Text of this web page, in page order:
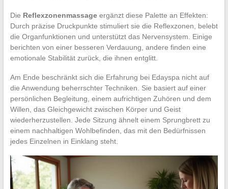
Die Reflexzonenmassageergänzt diese Palette an Effekten:
Durch präzise Druckpunkte stimuliert sie die Reflexzonen, belebt
die Organfunktionen und unterstützt das Nervensystem. Einige
berichten von einer besseren Verdauung, andere finden eine
emotionale Stabilität zurück, die ihnen entglitt.
Am Ende beschränkt sich die Erfahrung bei Edayspa nicht auf
die Anwendung beherrschter Techniken. Sie basiert auf einer
persönlichen Begleitung, einem aufrichtigen Zuhören und dem
Willen, das Gleichgewicht zwischen Körper und Geist
wiederherzustellen. Jede Sitzung ähnelt einem Sprungbrett zu
einem nachhaltigen Wohlbefinden, das mit den Bedürfnissen
jedes Einzelnen in Einklang steht.